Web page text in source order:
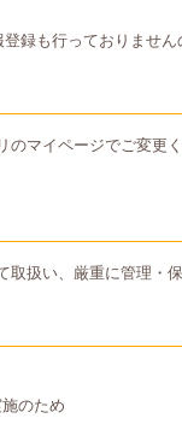
録も行っておりません
マイページでご変
扱い、厳重に管理・保
のため